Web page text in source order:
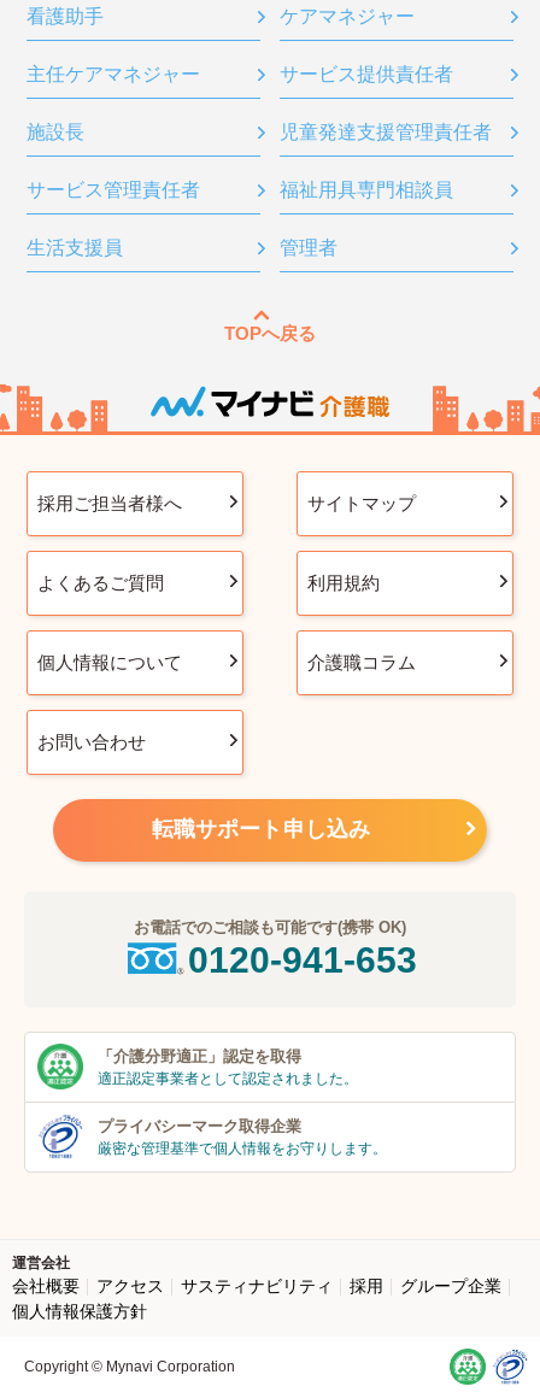
看護助手 ケアマネジャー
主任ケアマネジャー サービス提供責任者
施設長 児童発達支援管理責任者
サービス管理責任者 福祉用具専門相談員
生活支援員 管理者
TOPへ戻る
採用ご担当者様へ サイトマップ
よくあるご質問 利用規約
個人情報について 介護職コラム
お問い合わせ
転職サポート申し込み
お電話でのご相談も可能です(携帯 OK)
0120-941-653
「介護分野適正」 認定を取得
適正認定事業者として認定されました。
プライバシーマーク取得企業
厳密な管理基準で個人情報をお守りします。
運営会社
会社概要 アクセス サスティナビリティ 採用
グループ企業
個人情報保護方針
Copyright © Mynavi Corporation